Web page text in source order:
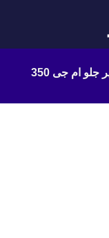
ام جی 350